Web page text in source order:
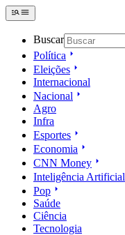
Buscar
Política
Eleições
Internacional
Nacional
Agro
Infra
Esportes
Economia
CNN Money
Inteligência Artificial
Pop
Saúde
Ciência
Tecnologia